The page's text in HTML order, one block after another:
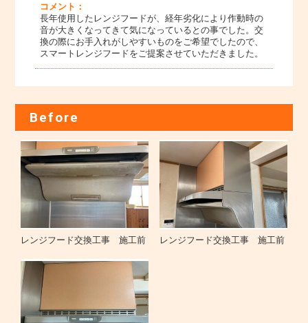
コメント：
長年使用したレンジフードが、経年劣化により作動時の
音が大きくなってきて気になっているとの事でした。交
換の際にお手入れがしやすいものをご希望でしたので、
スマートレンジフードをご提案させていただきました。
Before
レンジフード交換工事 施工前 レンジフード交換工事 施工前